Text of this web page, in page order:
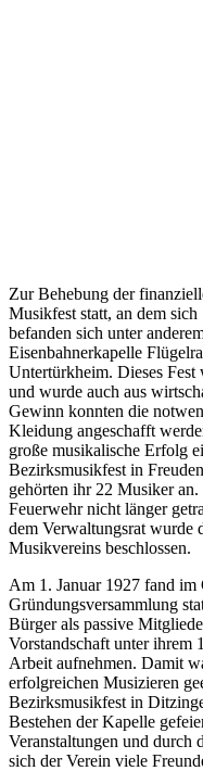
Zur Behebung der
Musikfest statt, an dem
befanden sich unter
Eisenbahnerkapelle
Untertürkheim. Dieses Fest
und wurde auch aus
Gewinn konnten die
Kleidung angeschafft
große musikalische Erfolg
Bezirksmusikfest in
gehörten ihr 22 Musiker
Feuerwehr nicht länger
dem Verwaltungsrat wurde
Musikvereins beschlossen.
Am 1. Januar 1927 fand im
Gründungsversammlung
Bürger als passive
Vorstandschaft unter ihrem
Arbeit aufnehmen. Damit
erfolgreichen Musizieren
Bezirksmusikfest in
Bestehen der Kapelle
Veranstaltungen und durch
sich der Verein viele